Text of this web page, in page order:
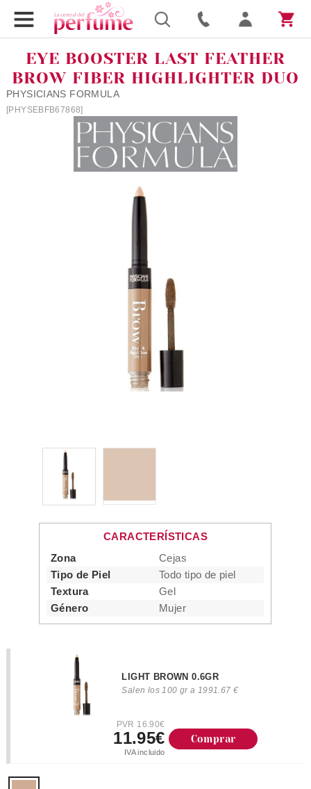
EYE BOOSTER LAST FEATHER
BROW FIBER HIGHLIGHTER DUO
PHYSICIANS FORMULA
[PHYSEBFB67868]
CARACTERÍSTICAS
Zona
Cejas
Tipo de Piel
Todo tipo de piel
Textura
Gel
Género
Mujer
LIGHT BROWN 0.6GR
Salen los 100 gr a 1991.67 €
PVR 16.90€
11.95€
IVA incluido
Comprar